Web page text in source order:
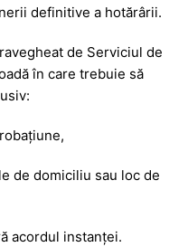
definitive a hotărârii.
de Serviciul de
în care trebuie să
de domiciliu sau loc de
acordul instanței.